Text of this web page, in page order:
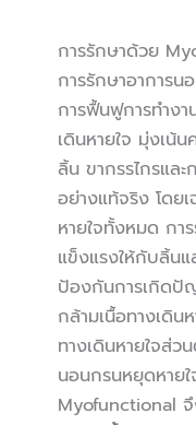
การรักษาด้วย
การรักษาอาการ
การฟื้นฟูการทำงา
เดินหายใจ มุ่งเน้
ลิ้น ขากรรไกรแล
อย่างแท้จริง โดย
หายใจทั้งหมด กา
แข็งแรงให้กับลิ้น
ป้องกันการเกิดปั
กล้ามเนื้อทางเดิน
ทางเดินหายใจส่ว
นอนกรนหยุดหาย
Myofunctional